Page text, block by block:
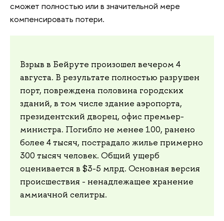
сможет полностью или в значительной мере
компенсировать потери.
Взрыв в Бейруте произошел вечером 4
августа. В результате полностью разрушен
порт, повреждена половина городских
зданий, в том числе здание аэропорта,
президентский дворец, офис премьер-
министра. Погибло не менее 100, ранено
более 4 тысяч, пострадало жилье примерно
300 тысяч человек. Общий ущерб
оценивается в $3-5 млрд. Основная версия
происшествия - ненадлежащее хранение
аммиачной селитры.